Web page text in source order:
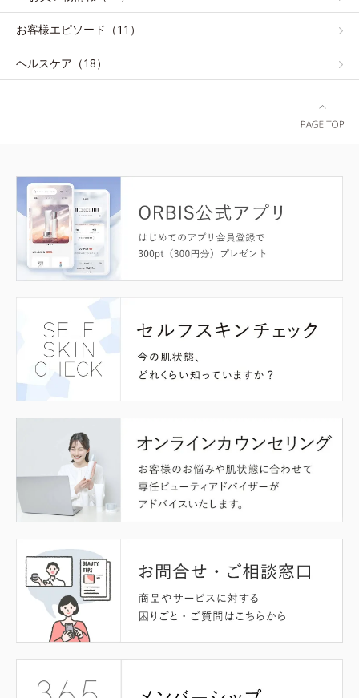
お客様エピソード（11）
ヘルスケア（18）